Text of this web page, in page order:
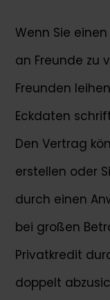
Wenn Sie
an Freunde zu
Freunden
Eckdaten
Den Vertrag
erstellen oder
durch einen
bei großen
Privatkredit
doppelt